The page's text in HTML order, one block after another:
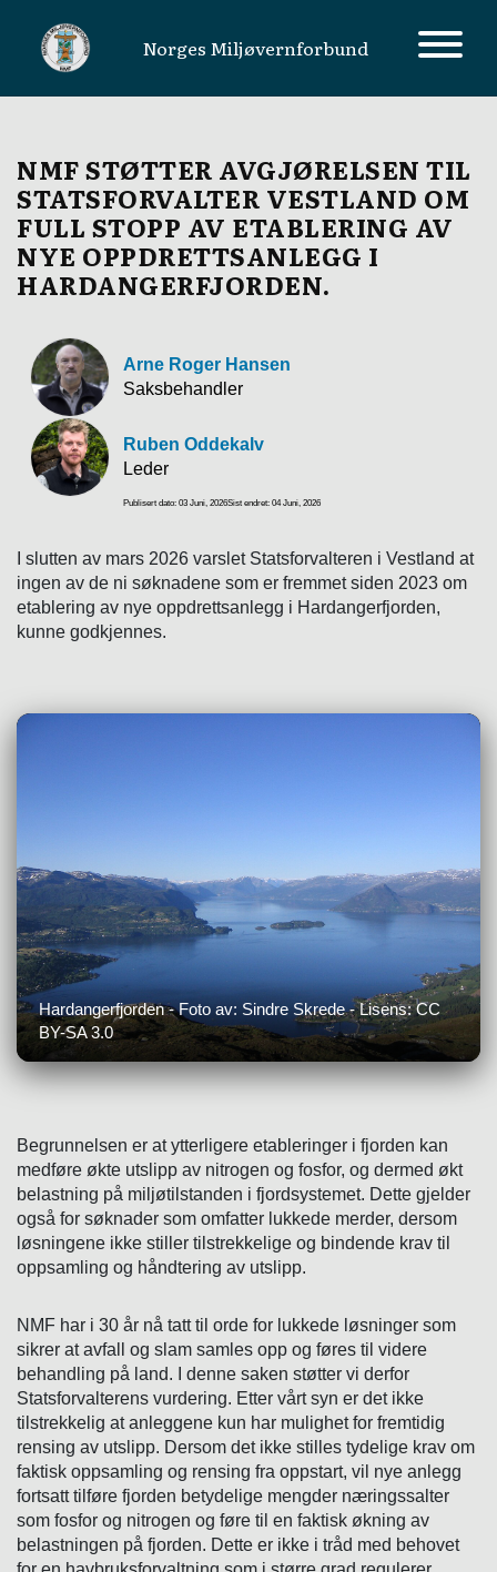
MAIN NAVIGATIONNorges Miljøvernforbund
NMF STØTTER AVGJØRELSEN TIL
STATSFORVALTER VESTLAND OM
FULL STOPP AV ETABLERING AV
NYE OPPDRETTSANLEGG I
HARDANGERFJORDEN.
Arne Roger Hansen
Saksbehandler
Ruben Oddekalv
Leder
Publisert dato: 03 Juni, 2026Sist endret: 04 Juni, 2026
I slutten av mars 2026 varslet Statsforvalteren i Vestland at
ingen av de ni søknadene som er fremmet siden 2023 om
etablering av nye oppdrettsanlegg i Hardangerfjorden,
kunne godkjennes.
Hardangerfjorden - Foto av: Sindre Skrede - Lisens: CC
BY-SA 3.0
Begrunnelsen er at ytterligere etableringer i fjorden kan
medføre økte utslipp av nitrogen og fosfor, og dermed økt
belastning på miljøtilstanden i fjordsystemet. Dette gjelder
også for søknader som omfatter lukkede merder, dersom
løsningene ikke stiller tilstrekkelige og bindende krav til
oppsamling og håndtering av utslipp.
NMF har i 30 år nå tatt til orde for lukkede løsninger som
sikrer at avfall og slam samles opp og føres til videre
behandling på land. I denne saken støtter vi derfor
Statsforvalterens vurdering. Etter vårt syn er det ikke
tilstrekkelig at anleggene kun har mulighet for fremtidig
rensing av utslipp. Dersom det ikke stilles tydelige krav om
faktisk oppsamling og rensing fra oppstart, vil nye anlegg
fortsatt tilføre fjorden betydelige mengder næringssalter
som fosfor og nitrogen og føre til en faktisk økning av
belastningen på fjorden. Dette er ikke i tråd med behovet